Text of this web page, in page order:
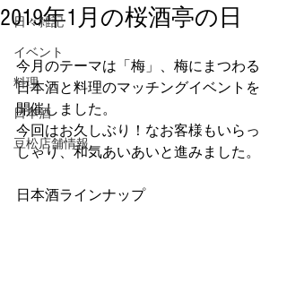
日々雑記
イベント
料理
日本酒
豆松店舗情報
2019年1月の桜酒亭の日
今月のテーマは「梅」、梅にまつわる
日本酒と料理のマッチングイベントを
開催しました。
今回はお久しぶり！なお客様もいらっ
しゃり、和気あいあいと進みました。
日本酒ラインナップ